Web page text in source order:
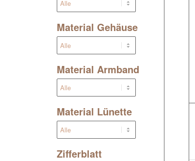
Material Gehäuse
Material Armband
Material Lünette
Zifferblatt